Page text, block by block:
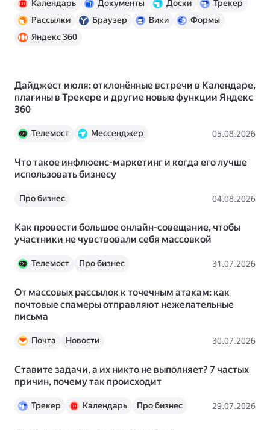
Календарь
Документы Доски
Трекер
Рассылки
Браузер Вики
Формы
Яндекс 360
Дайджест июля: отклонённые встречи в Календаре,
плагины в Трекере и другие новые функции Яндекс
360
Телемост
Мессенджер
Вики
Яндекс 360 Новости
05.08.2026
Что такое инфлюенс-маркетинг и когда его лучше
использовать бизнесу
Про бизнес 04.08.2026
Как провести большое онлайн-совещание, чтобы
участники не чувствовали себя массовкой
Телемост Про бизнес 31.07.2026
От массовых рассылок к точечным атакам: как
почтовые спамеры отправляют нежелательные
письма
Почта Новости 30.07.2026
Ставите задачи, а их никто не выполняет? 7 частых
причин, почему так происходит
Трекер Календарь Про бизнес 29.07.2026